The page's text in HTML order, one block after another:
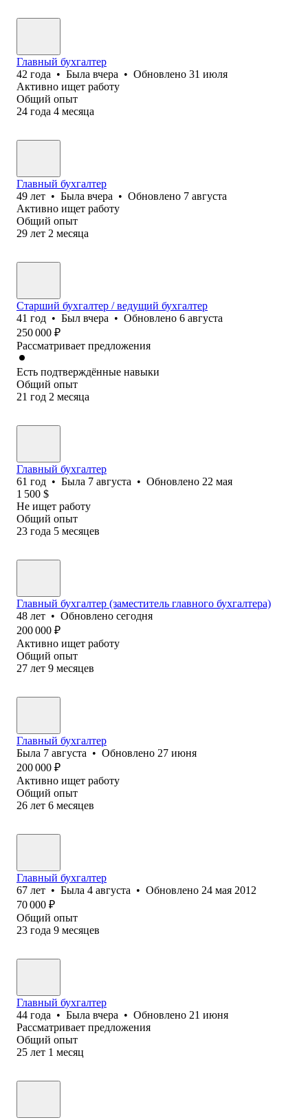
Главный бухгалтер
42 года • Была вчера • Обновлено 31 июля
Активно ищет работу
Общий опыт
24 года 4 месяца
Главный бухгалтер
49 лет • Была вчера • Обновлено 7 августа
Активно ищет работу
Общий опыт
29 лет 2 месяца
Старший бухгалтер / ведущий бухгалтер
41 год • Был вчера • Обновлено 6 августа
250 000 ₽
Рассматривает предложения
Есть подтверждённые навыки
Общий опыт
21 год 2 месяца
Главный бухгалтер
61 год • Была 7 августа • Обновлено 22 мая
1 500 $
Не ищет работу
Общий опыт
23 года 5 месяцев
Главный бухгалтер (заместитель главного бухгалтера)
48 лет • Обновлено сегодня
200 000 ₽
Активно ищет работу
Общий опыт
27 лет 9 месяцев
Главный бухгалтер
Была 7 августа • Обновлено 27 июня
200 000 ₽
Активно ищет работу
Общий опыт
26 лет 6 месяцев
Главный бухгалтер
67 лет • Была 4 августа • Обновлено 24 мая 2012
70 000 ₽
Общий опыт
23 года 9 месяцев
Главный бухгалтер
44 года • Была вчера • Обновлено 21 июня
Рассматривает предложения
Общий опыт
25 лет 1 месяц